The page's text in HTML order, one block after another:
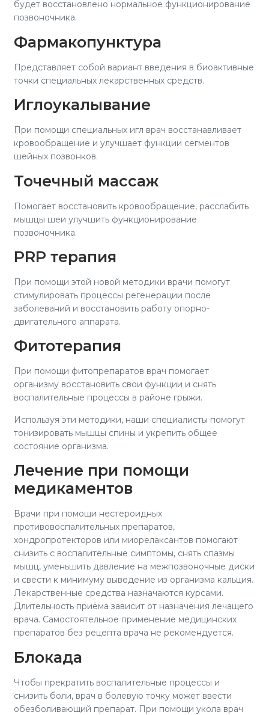
будет восстановлено нормальное функционирование
позвоночника.
Фармакопунктура
Представляет собой вариант введения в биоактивные
точки специальных лекарственных средств.
Иглоукалывание
При помощи специальных игл врач восстанавливает
кровообращение и улучшает функции сегментов
шейных позвонков.
Точечный массаж
Помогает восстановить кровообращение, расслабить
мышцы шеи улучшить функционирование
позвоночника.
PRP терапия
При помощи этой новой методики врачи помогут
стимулировать процессы регенерации после
заболеваний и восстановить работу опорно-
двигательного аппарата.
Фитотерапия
При помощи фитопрепаратов врач помогает
организму восстановить свои функции и снять
воспалительные процессы в районе грыжи.
Используя эти методики, наши специалисты помогут
тонизировать мышцы спины и укрепить общее
состояние организма.
Лечение при помощи
медикаментов
Врачи при помощи нестероидных
противовоспалительных препаратов,
хондропротекторов или миорелаксантов помогают
снизить с воспалительные симптомы, снять спазмы
мышц, уменьшить давление на межпозвоночные диски
и свести к минимуму выведение из организма кальция.
Лекарственные средства назначаются курсами.
Длительность приёма зависит от назначения лечащего
врача. Самостоятельное применение медицинских
препаратов без рецепта врача не рекомендуется.
Блокада
Чтобы прекратить воспалительные процессы и
снизить боли, врач в болевую точку может ввести
обезболивающий препарат. При помощи укола врач